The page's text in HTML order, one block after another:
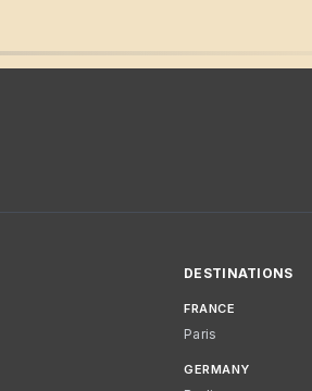
DESTINATIONS
FRANCE
Paris
GERMANY